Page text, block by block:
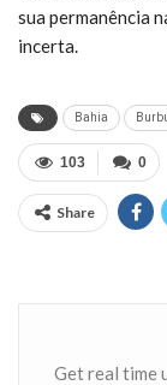
sua permanência
incerta.
Bahia
0
103
Share
Get real time